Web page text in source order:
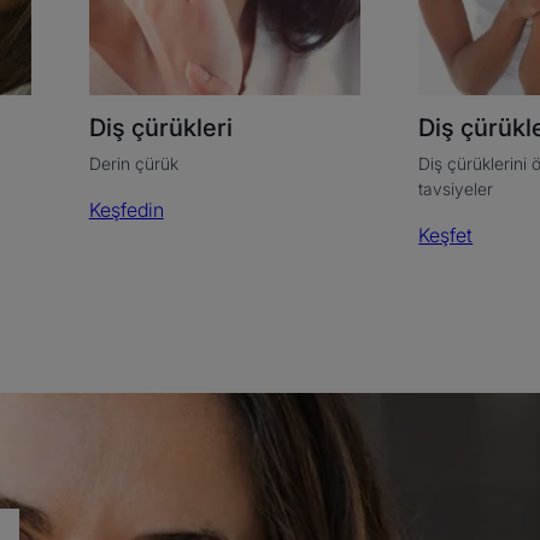
Diş çürükleri
Derin çürük
Keşfedin
Diş
Diş çürüklerini
tavsiyeler
Keşfet